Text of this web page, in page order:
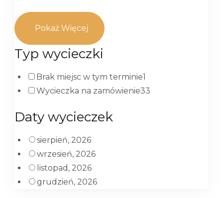
Pokaż Więcej
Typ wycieczki
Brak miejsc w tym terminie1
Wycieczka na zamówienie33
Daty wycieczek
sierpień, 2026
wrzesień, 2026
listopad, 2026
grudzień, 2026